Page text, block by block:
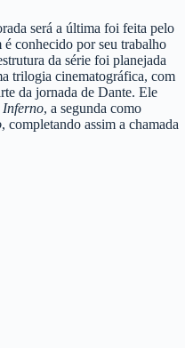
será a última foi feita pelo
conhecido por seu trabalho
da série foi planejada
trilogia cinematográfica, com
da jornada de Dante. Ele
Inferno, a segunda como
, completando assim a chamada